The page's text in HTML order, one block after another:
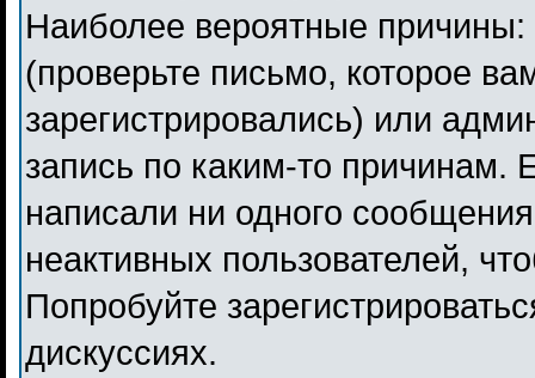
Наиболее вероятные
(проверьте письмо, которое
зарегистрировались) или
запись по каким-то причинам.
написали ни одного
неактивных пользователей,
Попробуйте
дискуссиях.